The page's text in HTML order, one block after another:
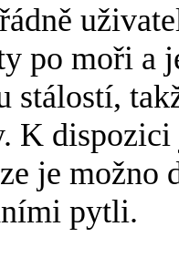
po moři a
stálostí,
K
je
pytli.